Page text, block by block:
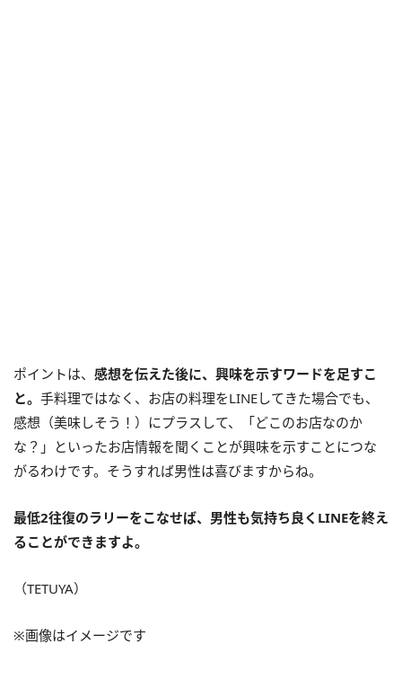
ポイントは、 感想を伝えた後に、興味を示すワードを足すこ
と。 手料理ではなく、お店の料理をLINEしてきた場合でも、
感想（美味しそう！）にプラスして、「どこのお店なのか
な？」といったお店情報を聞くことが興味を示すことにつな
がるわけです。そうすれば男性は喜びますからね。
最低2往復のラリーをこなせば、男性も気持ち良くLINEを終え
ることができますよ。
（TETUYA）
※画像はイメージです